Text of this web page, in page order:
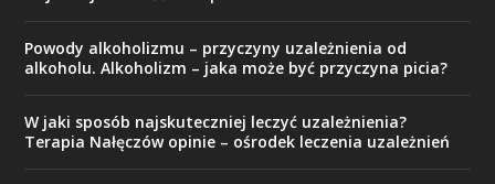
Powody alkoholizmu – przyczyny uzależnienia od
alkoholu. Alkoholizm – jaka może być przyczyna picia?
W jaki sposób najskuteczniej leczyć uzależnienia?
Terapia Nałęczów opinie – ośrodek leczenia uzależnień